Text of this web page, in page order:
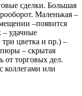
сделки. Большая
Маленькая –
–появится
удачные
цветка и пр.) –
– скрытая
от торговых дел.
коллегами или